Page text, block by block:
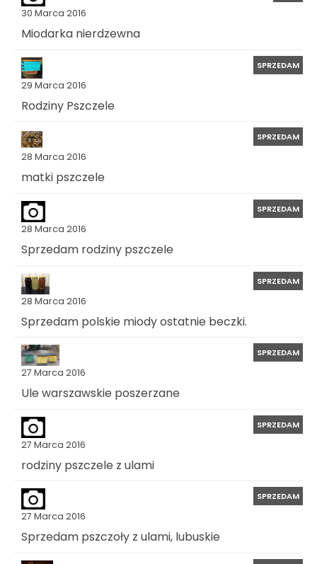
30 Marca 2016
Miodarka nierdzewna
29 Marca 2016
SPRZEDAM
Rodziny Pszczele
28 Marca 2016
SPRZEDAM
matki pszczele
28 Marca 2016
SPRZEDAM
Sprzedam rodziny pszczele
28 Marca 2016
SPRZEDAM
Sprzedam polskie miody ostatnie beczki.
27 Marca 2016
SPRZEDAM
Ule warszawskie poszerzane
27 Marca 2016
SPRZEDAM
rodziny pszczele z ulami
27 Marca 2016
SPRZEDAM
Sprzedam pszczoły z ulami, lubuskie